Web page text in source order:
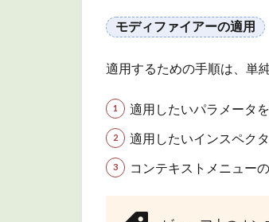
の適
1.2
ィフ
ァイ
の種
2
モディファイアーの適用
適用するための手順は、単純
適用したいパラメータ
適用したいインスペク
コンテキストメニュー